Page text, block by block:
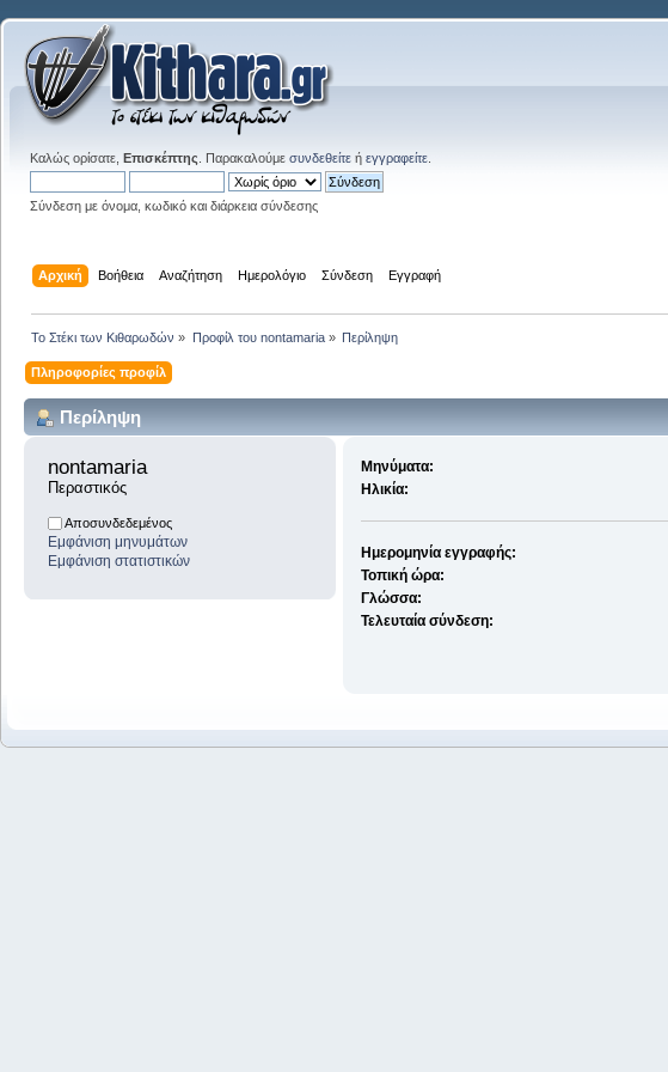
Καλώς ορίσατε, Επισκέπτης . Παρακαλούμε συνδεθείτε ή εγγραφείτε
Σύνδεση με όνομα, κωδικό και διάρκεια σύνδεσης
Αρχική Βοήθεια Αναζήτηση Ημερολόγιο Σύνδεση Εγγραφή
Το Στέκι των Κιθαρωδών » Προφίλ του nontamaria» Περίληψη
Πληροφορίες προφίλ
Περίληψη
nontamaria
Περαστικός
Αποσυνδεδεμένος
Εμφάνιση μηνυμάτων
Εμφάνιση στατιστικών
Μηνύματα:
Ηλικία:
Ημερομηνία εγγραφής:
Τοπική ώρα:
Γλώσσα:
Τελευταία σύνδεση: